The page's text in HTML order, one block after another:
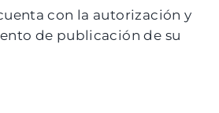
con la autorización y
de publicación de su